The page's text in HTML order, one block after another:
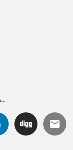
del Sotol
#35
SPAUACH
sello editorial.